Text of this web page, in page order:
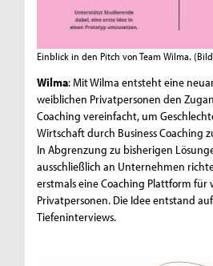
Einblick in den Pitch von Team Wilma.
Wilma: Mit Wilma entsteht eine
weiblichen Privatpersonen den
Coaching vereinfacht, um
Wirtschaft durch Business Coaching
In Abgrenzung zu bisherigen
ausschließlich an Unternehmen
erstmals eine Coaching Plattform für
Privatpersonen. Die Idee entstand
Tiefeninterviews.